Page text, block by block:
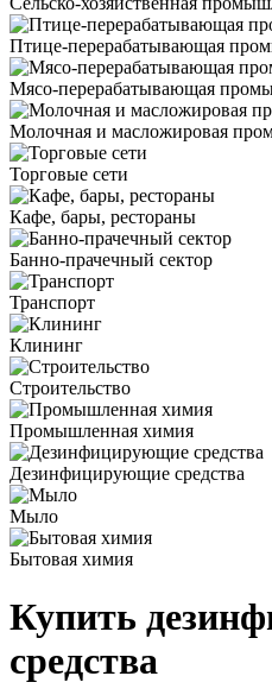
Птице-перерабатывающая
Мясо-перерабатывающая
Молочная и масложировая
Торговые сети
Кафе, бары, рестораны
Банно-прачечный сектор
Транспорт
Клининг
Строительство
Промышленная химия
Дезинфицирующие средства
Мыло
Бытовая химия
Купить
средства